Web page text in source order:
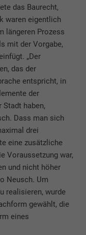
das Baurecht,
waren eigentlich
längeren Prozess
mit der Vorgabe,
„Der
das der
entspricht, in
der
haben,
Dass man sich
drei
eine zusätzliche
Voraussetzung war,
und nicht höher
Neusch. Um
realisieren, wurde
gewählt, die
eines